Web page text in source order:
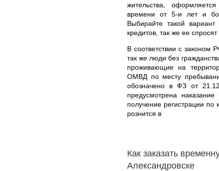
жительства,
времени от 5-и лет и
Выбирайте такой
кредитов, так же ее
В соответствии с законом
так же люди без
проживающие на
ОМВД по месту
обозначено в ФЗ от
предусмотрена
получение регистрации
рознится в
Как заказать
Александровске